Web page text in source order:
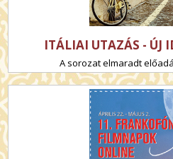
ITÁLIAI UTAZÁS - ÚJ
A sorozat elmaradt